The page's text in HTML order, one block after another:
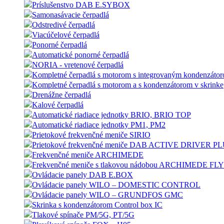
Príslušenstvo DAB E.SYBOX
Samonasávacie čerpadlá
Odstredivé čerpadlá
Viacúčelové čerpadlá
Ponorné čerpadlá
Automatické ponorné čerpadlá
NORIA - vretenové čerpadlá
Kompletné čerpadlá s motorom s integrovaným
Kompletné čerpadlá s motorom a s kondenzátorom v skrinke
Drenážne čerpadlá
Kalové čerpadlá
Automatické riadiace jednotky BRIO, BRIO TOP
Automatické riadiace jednotky PM1, PM2
Prietokové frekvenčné meniče SIRIO
Prietokové frekvenčné meniče DAB ACTIVE DRIVER
Frekvenčné meniče ARCHIMEDE
Frekvenčné meniče s tlakovou nádobou ARCHIMEDE
Ovládacie panely DAB E.BOX
Ovládacie panely WILO – DOMESTIC CONTROL
Ovládacie panely WILO – GRUNDFOS GMC
Skrinka s kondenzátorom Control box IC
Tlakové spínače PM/5G, PT/5G